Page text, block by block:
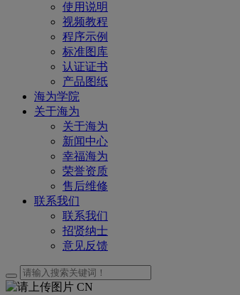
使用说明
视频教程
程序示例
标准图库
认证证书
产品图纸
海为学院
关于海为
关于海为
新闻中心
幸福海为
荣誉资质
售后维修
联系我们
联系我们
招贤纳士
意见反馈
CN